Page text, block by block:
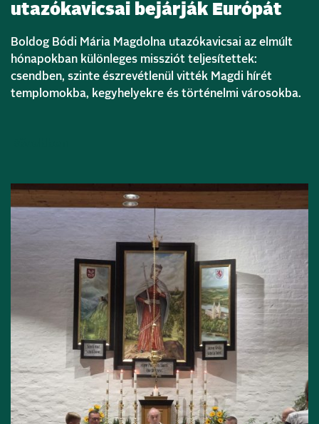
utazókavicsai bejárják Európát
Boldog Bódi Mária Magdolna utazókavicsai az elmúlt
hónapokban különleges missziót teljesítettek:
csendben, szinte észrevétlenül vitték Magdi hírét
templomokba, kegyhelyekre és történelmi városokba.